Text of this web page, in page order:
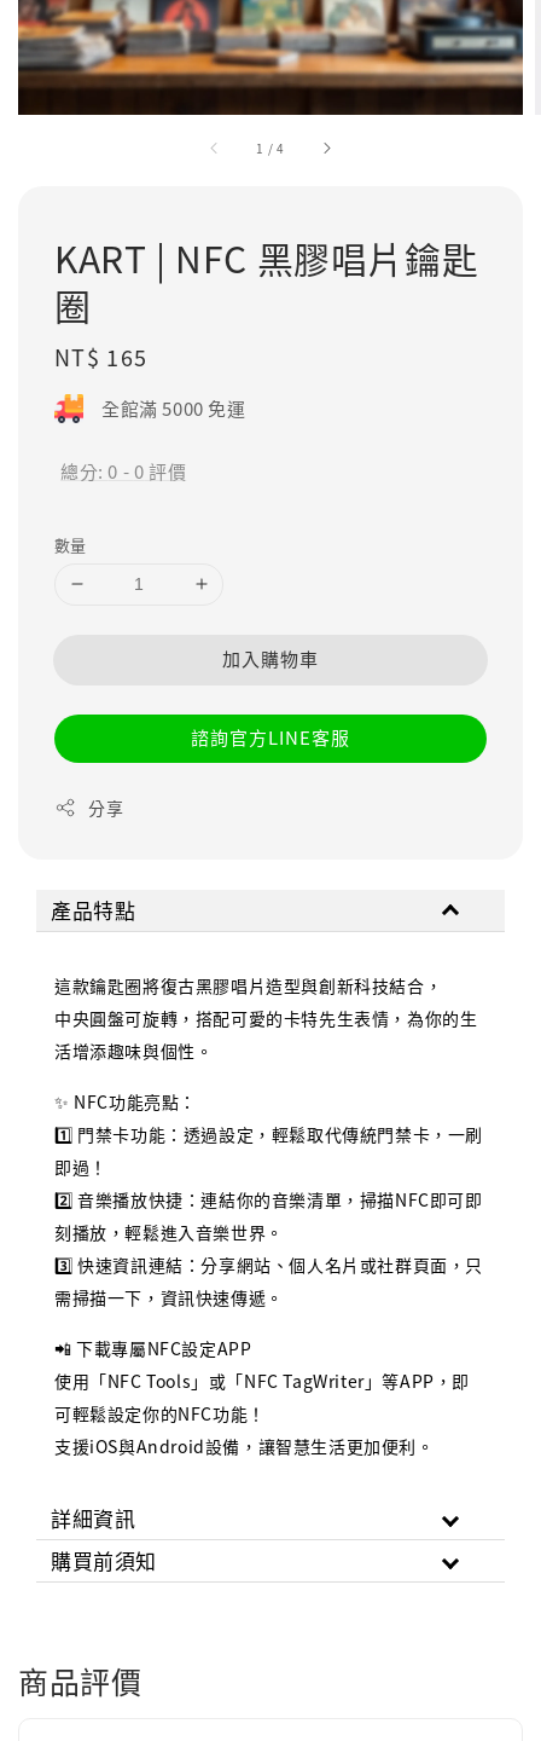
1 /4
KART | NFC 黑膠唱片鑰匙
圈
Regular
price
NT$ 165
全館滿 5000 免運
總分:0 -0評價
數量
加入購物車
諮詢官方LINE客服
分享
產品特點
這款鑰匙圈將復古黑膠唱片造型與創新科技結合，
中央圓盤可旋轉，搭配可愛的卡特先生表情，為你的生
活增添趣味與個性。
✨ NFC功能亮點：
1️⃣ 門禁卡功能：透過設定，輕鬆取代傳統門禁卡，一刷
即過！
2️⃣ 音樂播放快捷：連結你的音樂清單，掃描NFC即可即
刻播放，輕鬆進入音樂世界。
3️⃣ 快速資訊連結：分享網站、個人名片或社群頁面，只
需掃描一下，資訊快速傳遞。
📲 下載專屬NFC設定APP
使用「NFC Tools」或「NFC TagWriter」等APP，即
可輕鬆設定你的NFC功能！
支援iOS與Android設備，讓智慧生活更加便利。
詳細資訊
購買前須知
商品評價